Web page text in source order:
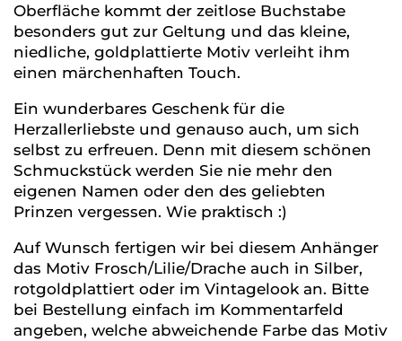
Oberfläche kommt der zeitlose Buchstabe
besonders gut zur Geltung und das kleine,
niedliche, goldplattierte Motiv verleiht ihm
einen märchenhaften Touch.
Ein wunderbares Geschenk für die
Herzallerliebste und genauso auch, um sich
selbst zu erfreuen. Denn mit diesem schönen
Schmuckstück werden Sie nie mehr den
eigenen Namen oder den des geliebten
Prinzen vergessen. Wie praktisch :)
Auf Wunsch fertigen wir bei diesem Anhänger
das Motiv Frosch/Lilie/Drache auch in Silber,
rotgoldplattiert oder im Vintagelook an. Bitte
bei Bestellung einfach im Kommentarfeld
angeben, welche abweichende Farbe das Motiv